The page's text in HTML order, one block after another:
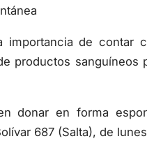
importancia de contar
productos sanguíneos
donar en forma
687 (Salta), de